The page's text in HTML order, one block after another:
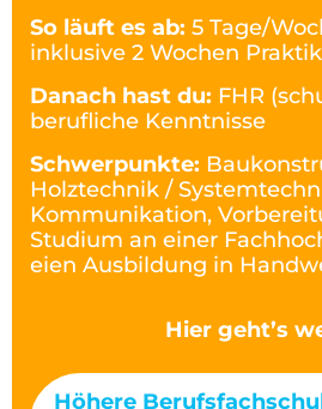
So läuft es ab: 5 Tage/
inklusive 2 Wochen
Danach hast du: FHR
berufliche Kenntnisse
Schwerpunkte:
Holztechnik /
Kommunikation,
Studium an einer
eien Ausbildung in
Hier geht’s
Höhere